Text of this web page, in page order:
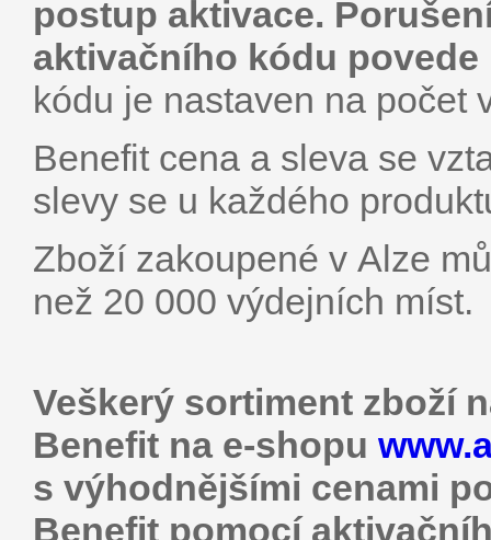
postup aktivace.
aktivačního kódu povede
kódu je nastaven na počet
Benefit cena a sleva se
slevy se u každého
Zboží zakoupené v Alze
než 20 000 výdejních mís­t.
Veškerý sortiment zboží
Benefit na e-shopu
s výhodnějšími cenami
Benefit pomocí